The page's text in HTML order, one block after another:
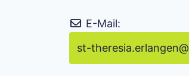
E-Mail:
st-theresia.erlangen@